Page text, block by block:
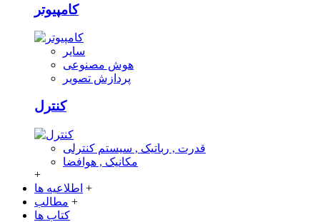
کامپیوتر
سایر
هوش مصنوعی
پردازش تصویر
کنترل
قدرت , رباتیک , سیستم کنترلی
مکانیک , هوافضا
+
اطلاعیه ها +
مطالب +
کتاب ها